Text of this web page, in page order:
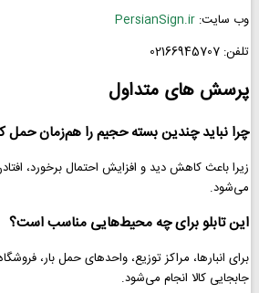
وب سایت:PersianSign.ir
تلفن: 02166945707
پرسش های متداول
چرا نباید چندین بسته حجیم را هم‌زمان حمل
زیرا باعث کاهش دید و افزایش احتمال برخورد،
می‌شود.
این تابلو برای چه محیط‌هایی مناسب است؟
برای انبارها، مراکز توزیع، واحدهای حمل بار،
جابجایی کالا انجام می‌شود.